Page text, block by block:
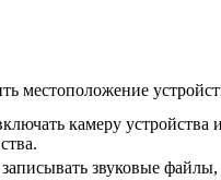
местоположение
камеру устройства
звуковые файлы,